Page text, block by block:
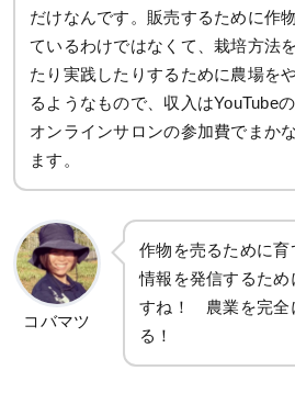
だけなんです。販売するために作
ているわけではなくて、栽培方法
たり実践したりするために農場を
るようなもので、収入はYouTube
オンラインサロンの参加費でまか
ます。
コバマツ
作物を売るために育
情報を発信するた
すね！ 農業を完全
る！